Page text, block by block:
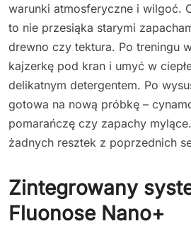
warunki atmosferyczne i wilgoć.
to nie przesiąka starymi
drewno czy tektura. Po treningu
kajzerkę pod kran i umyć w
delikatnym detergentem. Po
gotowa na nową próbkę –
pomarańczę czy zapachy
żadnych resztek z poprzednich
Zintegrowany
Fluonose Nano+